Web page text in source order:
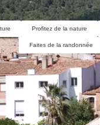
Profitez de la nature
Faites de la randonnée